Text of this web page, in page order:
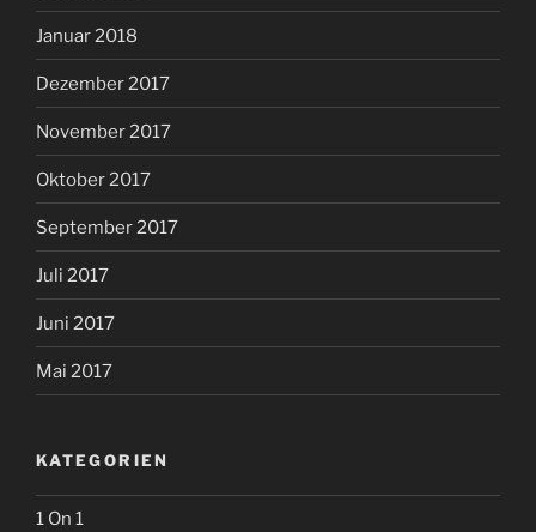
Januar 2018
Dezember 2017
November 2017
Oktober 2017
September 2017
Juli 2017
Juni 2017
Mai 2017
KATEGORIEN
1 On 1